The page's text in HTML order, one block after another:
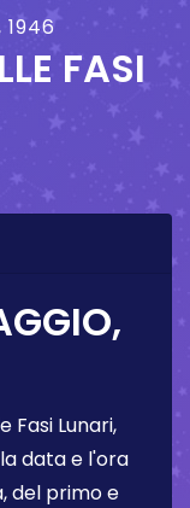
1946
FASI
Fasi Lunari,
data e l'ora
del primo e